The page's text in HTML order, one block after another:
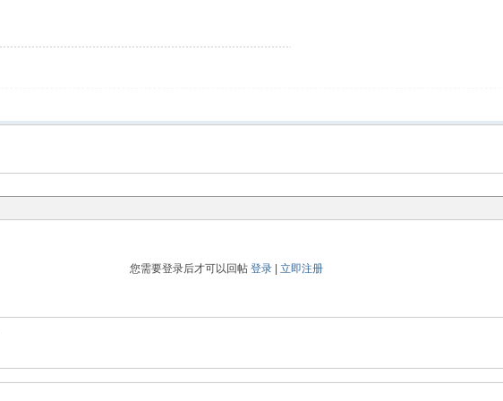
您需要登录后才可以回帖登录 |立即注册